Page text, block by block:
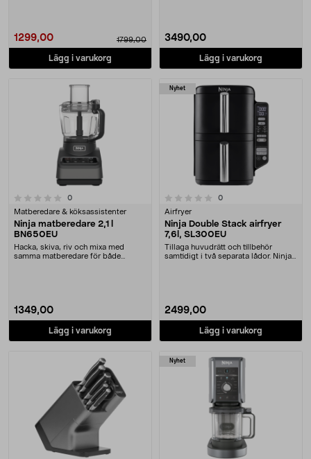
1299,00 1799,00
Lägg i varukorg
3490,00
Lägg i varukorg
0recensioner
Matberedare & köksassistenter
Ninja matberedare 2,1 l
BN650EU
Hacka, skiva, riv och mixa med
samma matberedare för både
1349,00
Lägg i varukorg
Nyhet
0.0 av 5 stjärnor 0recensioner
Airfryer
Ninja Double Stack airfryer
7,6l, SL300EU
Tillaga huvudrätt och tillbehör
samtidigt i två separata lådor. Ninja
2499,00
Lägg i varukorg
Nyhet